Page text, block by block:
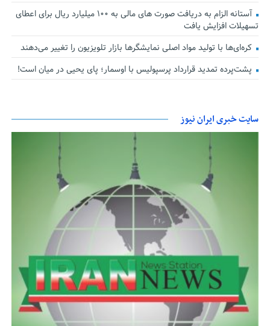
آستانه الزام به دریافت صورت های مالی به ۱۰۰ میلیارد ریال برای اعطای
تسهیلات افزایش یافت
کره‌ای‌ها با تولید مواد اصلی نمایشگرها بازار تلویزیون را تغییر می‌دهند
پشت‌پرده تمدید قرارداد پرسپولیس با اوسمار؛ پای یحیی در میان است!
سایت خبری ایران نیوز